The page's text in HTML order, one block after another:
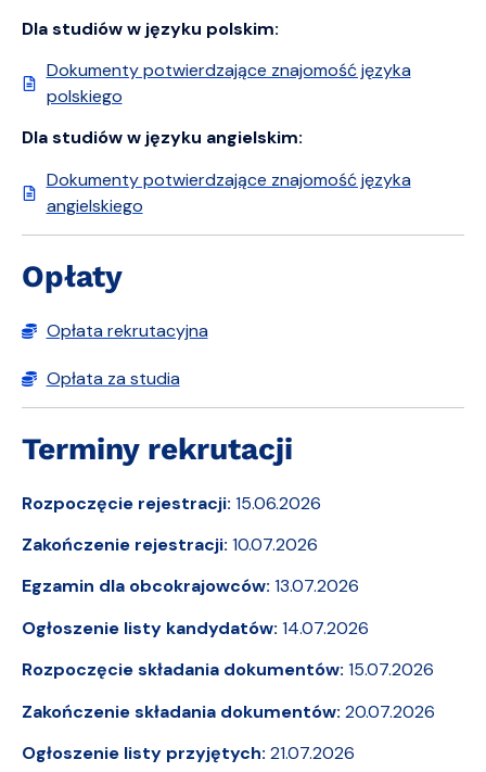
Dla studiów w języku polskim:
Dokumenty potwierdzające znajomość języka
polskiego
Dla studiów w języku angielskim:
Dokumenty potwierdzające znajomość języka
angielskiego
Opłaty
Opłata rekrutacyjna
Opłata za studia
Terminy rekrutacji
Rozpoczęcie rejestracji: 15.06.2026
Zakończenie rejestracji: 10.07.2026
Egzamin dla obcokrajowców: 13.07.2026
Ogłoszenie listy kandydatów: 14.07.2026
Rozpoczęcie składania dokumentów: 15.07.2026
Zakończenie składania dokumentów: 20.07.2026
Ogłoszenie listy przyjętych: 21.07.2026